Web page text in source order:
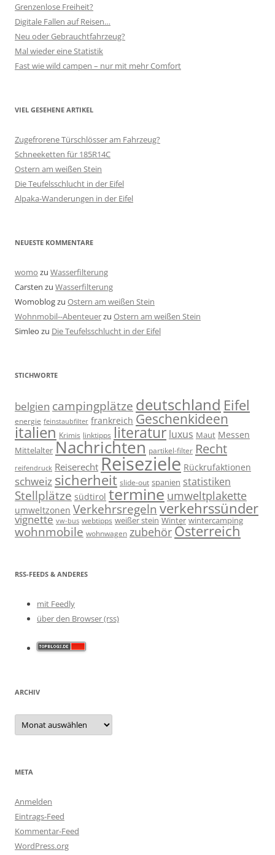
Grenzenlose Freiheit?
Digitale Fallen auf Reisen…
Neu oder Gebrauchtfahrzeug?
Mal wieder eine Statistik
Fast wie wild campen – nur mit mehr Comfort
VIEL GESEHENE ARTIKEL
Zugefrorene Türschlösser am Fahrzeug?
Schneeketten für 185R14C
Ostern am weißen Stein
Die Teufelsschlucht in der Eifel
Alpaka-Wanderungen in der Eifel
NEUESTE KOMMENTARE
womo zu Wasserfilterung
Carsten zu Wasserfilterung
Womoblogzu Ostern am weißen Stein
Wohnmobil--Abenteuerzu Ostern am weißen Stein
Simleo zu Die Teufelsschlucht in der Eifel
STICHWORTE
belgien campingplätze deutschland Eifel
energie feinstaubfilter frankreich Geschenkideen
italien Krimis linktipps literatur luxus Maut Messen
Mittelalter Nachrichten partikel-filter Recht
reifendruck Reiserecht Reiseziele Rückrufaktionen
schweiz sicherheit slide-out spanien statistiken
Stellplätze südtirol termine umweltplakette
umweltzonen Verkehrsregeln verkehrssünder
vignette vw-bus webtipps weißer stein Winter wintercamping
wohnmobile wohnwagen zubehör Österreich
RSS-FEEDS & ANDERES
mit Feedly
über den Browser (rss)
ARCHIV
Archiv
META
Anmelden
Eintrags-Feed
Kommentar-Feed
WordPress.org